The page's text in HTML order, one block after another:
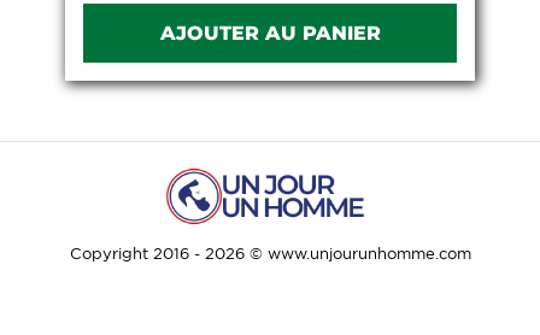
Copyright 2016 - 2026 © www.unjourunhomme.com